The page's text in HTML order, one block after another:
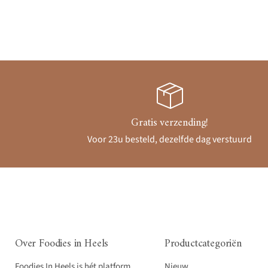
Gratis verzending!
Voor 23u besteld, dezelfde dag verstuurd
Over Foodies in Heels Productcategoriën